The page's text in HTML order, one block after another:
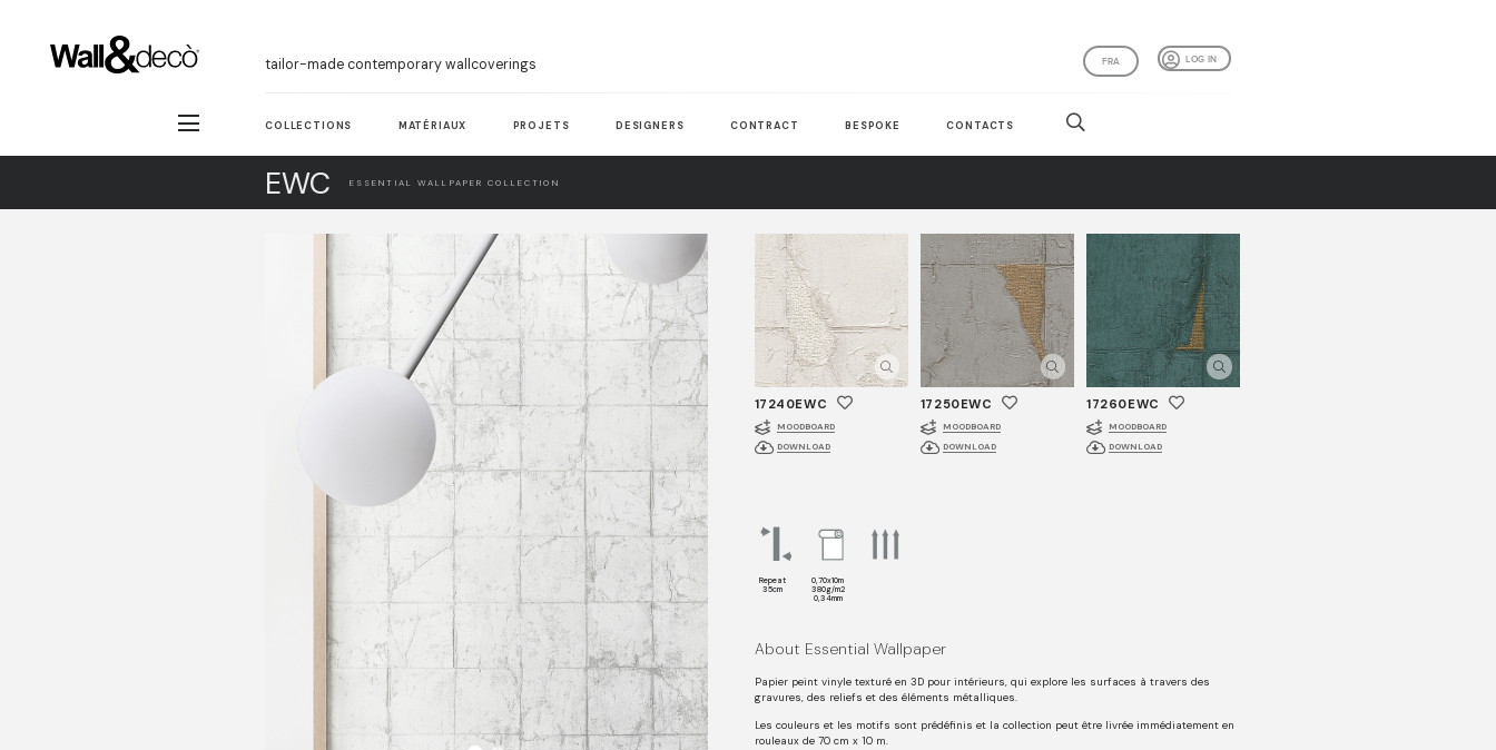
tailor-made contemporary wallcoverings LOG IN
FRA
COLLECTIONS MATÉRIAUX PROJETS DESIGNERS CONTRACT BESPOKE CONTACTS
EWC ESSENTIAL WALLPAPER COLLECTION
17240EWC
MOODBOARD
DOWNLOAD
17250EWC
MOODBOARD
DOWNLOAD
17260EWC
MOODBOARD
DOWNLOAD
Repeat
35cm
0,70x10m
380g/m2
0,34mm
About Essential Wallpaper
Papier peint vinyle texturé en 3D pour intérieurs, qui explore les surfaces à travers des
gravures, des reliefs et des éléments métalliques.
Les couleurs et les motifs sont prédéfinis et la collection peut être livrée immédiatement en
rouleaux de 70 cm x 10 m.